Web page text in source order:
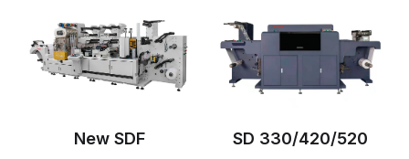
New SDF SD 330/420/520